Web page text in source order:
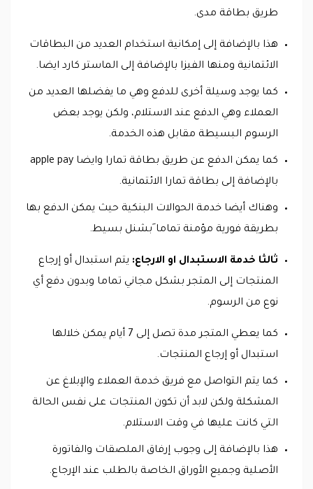
طريق بطاقة مدى.
هذا بالإضافة إلى إمكانية استخدام العديد من البطاقات
الائتمانية ومنها الفيزا بالإضافة إلى الماستر كارد ايضا.
كما يوجد وسيلة أخرى للدفع وهي ما يفضلها العديد من
العملاء وهي الدفع عند الاستلام، ولكن يوجد بعض
الرسوم البسيطة مقابل هذه الخدمة.
كما يمكن الدفع عن طريق بطاقة تمارا وايضا apple pay
بالإضافة إلى بطاقة تمارا الائتمانية.
وهناك أيضا خدمة الحوالات البنكية حيث يمكن الدفع بها
بطريقة فورية مؤمنة تماما َبشنل بسيط.
ثالثا خدمة الاستبدال او الارجاع: يتم استبدال أو إرجاع
المنتجات إلى المتجر بشكل مجاني تماما وبدون دفع أي
نوع من الرسوم.
كما يعطي المتجر مدة تصل إلى 7 أيام يمكن خلالها
استبدال أو إرجاع المنتجات.
كما يتم التواصل مع فريق خدمة العملاء والإبلاغ عن
المشكلة ولكن لابد أن تكون المنتجات على نفس الحالة
التي كانت عليها في وقت الاستلام.
هذا بالإضافة إلى وجوب إرفاق الملصقات والفاتورة
الأصلية وجميع الأوراق الخاصة بالطلب عند الإرجاع.